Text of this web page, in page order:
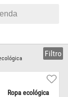
Ropa ecológica
Filtro